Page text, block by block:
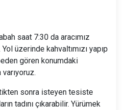
saat 7:30 da aracımız
üzerinde kahvaltımızı yapıp
gören konumdaki
sonra isteyen tesiste
tadını çıkarabilir. Yürümek